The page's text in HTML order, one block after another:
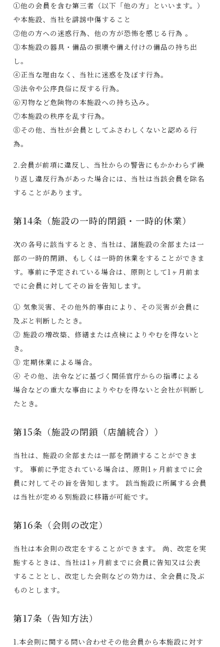
①他の会員を含む第三者（以下「他の方」といいます。）
や本施設、当社を誹謗中傷すること
②他の方への迷惑行為、他の方が恐怖を感じる行為 。
③本施設の器具・備品の損壊や備え付けの備品の持ち出
し。
④正当な理由なく、当社に迷惑を及ぼす行為。
⑤法令や公序良俗に反する行為。
⑥刃物など危険物の本施設への持ち込み。
⑦本施設の秩序を乱す行為。
⑧その他、当社が会員としてふさわしくないと認める行
為。
2.会員が前項に違反し、当社からの警告にもかかわらず繰
り返し違反行為があった場合には、当社は当該会員を除名
することがあります。
第14条（施設の一時的閉鎖・一時的休業）
次の各号に該当するとき、当社は、諸施設の全部または一
部の一時的閉鎖、もしくは一時的休業をすることができま
す。事前に予定されている場合は、原則として1ヶ月前ま
でに会員に対してその旨を告知します。
① 気象災害、その他外的事由により、その災害が会員に
及ぶと判断したとき。
② 施設の増改築、修繕または点検によりやむを得ないと
き。
③ 定期休業による場合。
④ その他、法令などに基づく関係官庁からの指導による
場合などの重大な事由によりやむを得ないと会社が判断し
たとき。
第15条（施設の閉鎖（店舗統合））
当社は、施設の全部または一部を閉鎖することができま
す。 事前に予定されている場合は、原則1ヶ月前までに会
員に対してその旨を告知します。 該当施設に所属する会員
は当社が定める別施設に移籍が可能です。
第16条（会則の改定）
当社は本会則の改定をすることができます。 尚、改定を実
施するときは、当社は1ヶ月前までに会員に告知又は公表
することとし、改定した会則などの効力は、全会員に及ぶ
ものとします。
第17条（告知方法）
1.本会則に関する問い合わせその他会員から本施設に対す